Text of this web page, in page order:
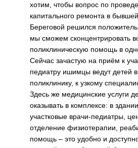
хотим, чтобы вопрос по
капитального ремонта в
Береговой решился
мы сможем сконцентрировать
поликлиническую помощь в
Сейчас зачастую на приём к
педиатру ишимцы ведут детей
поликлинику, к узкому
Здесь же медицинские услуги
оказывать в комплексе: в
участковые врачи-педиатры,
отделение физиотерапии,
помощь – это удобно и